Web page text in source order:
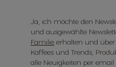
Ja, ich möchte den
und ausgewählte
Familie erhalten und über
Kaffees und Trends,
alle Neuigkeiten per